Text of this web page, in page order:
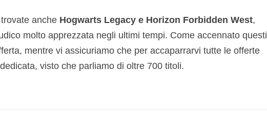
anche Hogwarts Legacy e Horizon Forbidden West,
molto apprezzata negli ultimi tempi. Come accennato questi
mentre vi assicuriamo che per accaparrarvi tutte le offerte
visto che parliamo di oltre 700 titoli.